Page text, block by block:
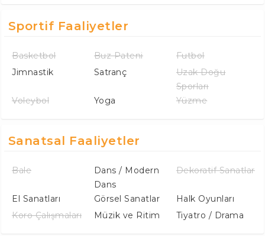
Sportif Faaliyetler
Basketbol Buz Pateni
Futbol
Jimnastik
Satranç
Uzak Doğu
Sporları
Voleybol
Yoga Yüzme
Sanatsal Faaliyetler
Bale
Dans / Modern
Dans
Dekoratif Sanatlar
El Sanatları Görsel Sanatlar
Halk Oyunları
Koro Çalışmaları
Müzik ve Ritim Tiyatro / Drama